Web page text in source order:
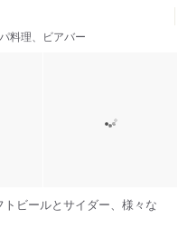
料理、ビアバー
トビールとサイダー、様々な